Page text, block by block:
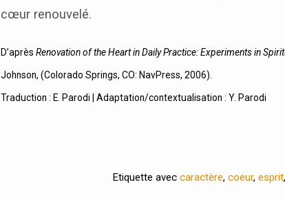
cœur renouvelé.
D’après Renovation of the Heart in Daily Practice: Experiments in
Johnson, (Colorado Springs, CO: NavPress, 2006).
Traduction : E. Parodi | Adaptation/contextualisation : Y. Parodi
Etiquette avec caractère, coeur, esprit,